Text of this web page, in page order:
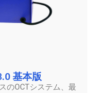
基本版
のOCTシステム、最